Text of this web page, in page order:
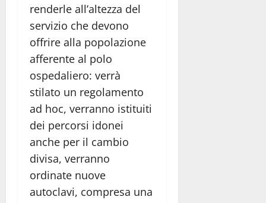
renderle all’altezza del
servizio che devono
offrire alla popolazione
afferente al polo
ospedaliero: verrà
stilato un regolamento
ad hoc, verranno istituiti
dei percorsi idonei
anche per il cambio
divisa, verranno
ordinate nuove
autoclavi, compresa una